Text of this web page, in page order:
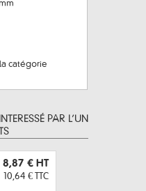
catégorie
PAR L’UN
8,87 € HT
10,64 € TTC